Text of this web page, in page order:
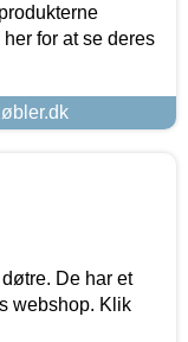
for at se deres
De har et
webshop. Klik